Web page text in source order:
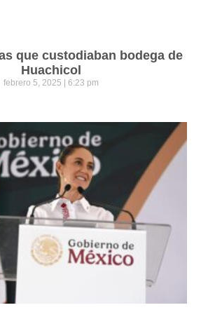
que custodiaban bodega de
Huachicol
febrero 5, 2025 6:23 pm